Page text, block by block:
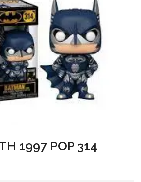
1997 POP 314